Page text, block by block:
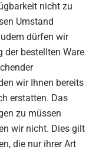
nicht zu
Umstand
dürfen wir
der bestellten Ware
wir Ihnen bereits
erstatten. Das
zu müssen
wir nicht. Dies gilt
die nur ihrer Art